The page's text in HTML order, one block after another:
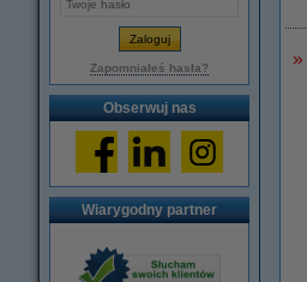
Zapomniałeś hasła?
Obserwuj nas
Wiarygodny partner